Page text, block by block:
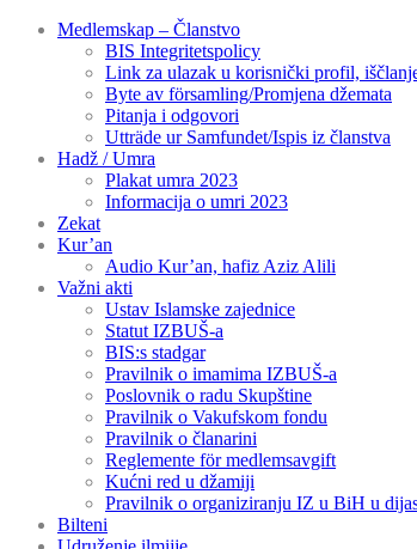
Medlemskap – Članstvo
BIS Integritetspolicy
Link za ulazak u korisnički profil,
Byte av församling/Promjena džemata
Pitanja i odgovori
Utträde ur Samfundet/Ispis iz članstva
Hadž / Umra
Plakat umra 2023
Informacija o umri 2023
Zekat
Kur’an
Audio Kur’an, hafiz Aziz Alili
Važni akti
Ustav Islamske zajednice
Statut IZBUŠ-a
BIS:s stadgar
Pravilnik o imamima IZBUŠ-a
Poslovnik o radu Skupštine
Pravilnik o Vakufskom fondu
Pravilnik o članarini
Reglemente för medlemsavgift
Kućni red u džamiji
Pravilnik o organiziranju IZ u BiH u
Bilteni